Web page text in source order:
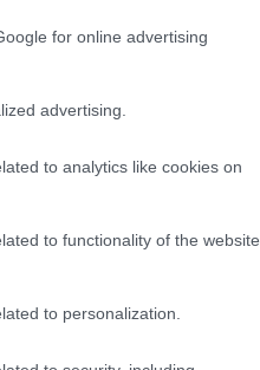
for online advertising
advertising.
to analytics like cookies on
to functionality of the website
to personalization.
ka pēc
vērtīgu